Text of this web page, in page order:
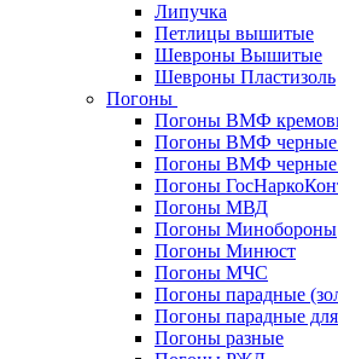
Липучка
Петлицы вышитые
Шевроны Вышитые
Шевроны Пластизоль
Погоны
Погоны ВМФ
Погоны ВМФ черные
Погоны ВМФ черные
Погоны
Погоны МВД
Погоны Минобороны
Погоны Минюст
Погоны МЧС
Погоны парадные
Погоны парадные
Погоны разные